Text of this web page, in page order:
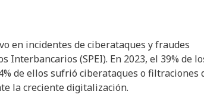
en incidentes de ciberataques y fraudes
Interbancarios (SPEI). En 2023, el 39% de
de ellos sufrió ciberataques o filtraciones
la creciente digitalización.